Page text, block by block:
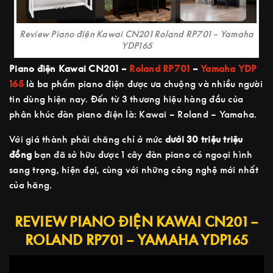
Review Piano điện Kawai CN201 Roland RP701 – Yamaha
YDP165
Piano điện Kawai CN201 – Roland RP701 – Yamaha YDP
165là ba phẩm piano điện được ưa chuộng và nhiều người
tin dùng hiện nay. Đến từ 3 thương hiệu hàng đầu của
phân khúc đàn piano điện là: Kawai – Roland – Yamaha.
Với giá thành phải chăng chỉ ở mức dưới 30 triệu triệu
đồng bạn đã sở hữu được 1 cây đàn piano có ngoại hình
sang trọng, hiện đại, cùng với những công nghệ mới nhất
của hãng.
REVIEW PIANO ĐIỆN KAWAI CN201 –
ROLAND RP701 – YAMAHA YDP165